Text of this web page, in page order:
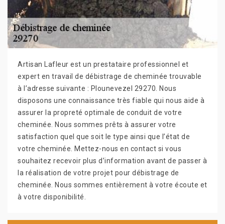
Artisan Lafleur est un prestataire professionnel et
expert en travail de débistrage de cheminée trouvable
à l’adresse suivante : Plounevezel 29270. Nous
disposons une connaissance très fiable qui nous aide à
assurer la propreté optimale de conduit de votre
cheminée. Nous sommes prêts à assurer votre
satisfaction quel que soit le type ainsi que l’état de
votre cheminée. Mettez-nous en contact si vous
souhaitez recevoir plus d’information avant de passer à
la réalisation de votre projet pour débistrage de
cheminée. Nous sommes entièrement à votre écoute et
à votre disponibilité.